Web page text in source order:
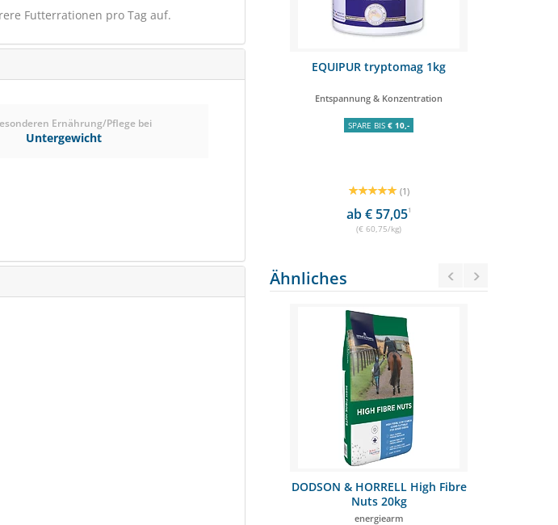
Futterrationen pro Tag auf.
Ernährung/Pflege bei
Untergewicht
EQUIPUR tryptomag 1kg
Entspannung & Konzentration
SPARE BIS € 10,-
(1)
ab € 57,051
(€ 60,75/kg)
Ähnliches
DODSON & HORRELL High Fibre
Nuts 20kg
energiearm